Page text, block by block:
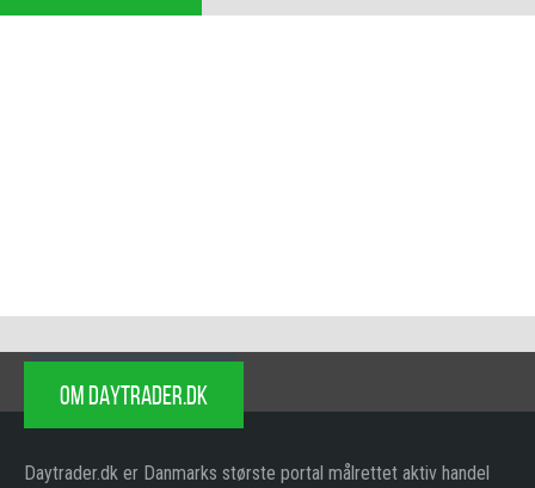
OM DAYTRADER.DK
Daytrader.dk er Danmarks største portal målrettet aktiv handel